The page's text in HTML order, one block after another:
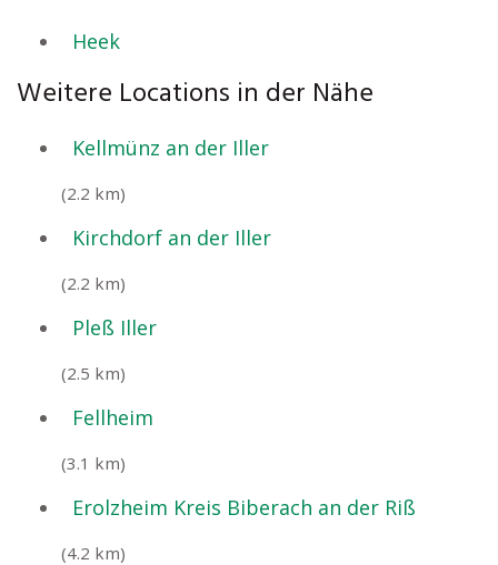
Heek
Weitere Locations in der Nähe
Kellmünz an der Iller
(2.2 km)
Kirchdorf an der Iller
(2.2 km)
Pleß Iller
(2.5 km)
Fellheim
(3.1 km)
Erolzheim Kreis Biberach an der Riß
(4.2 km)